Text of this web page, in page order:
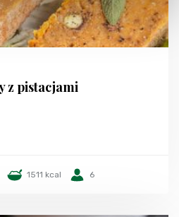
z pistacjami
1511 kcal 6